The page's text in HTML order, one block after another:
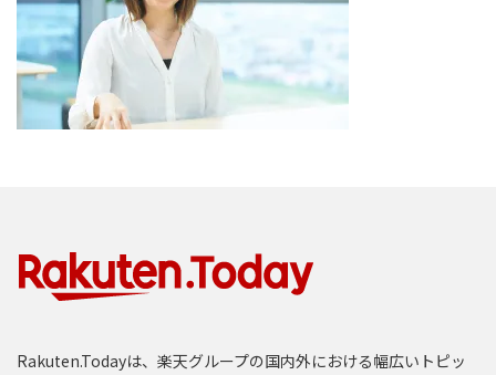
Rakuten.Todayは、楽天グループの国内外における幅広いトピッ